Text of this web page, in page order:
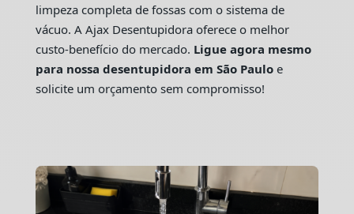
limpeza completa de fossas com o sistema de
vácuo. A Ajax Desentupidora oferece o melhor
custo-benefício do mercado. Ligue agora mesmo
para nossa desentupidora em São Pauloe
solicite um orçamento sem compromisso!